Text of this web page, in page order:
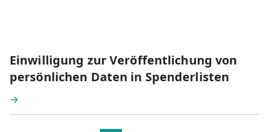
Einwilligung zur Veröffentlichung von
persönlichen Daten in Spenderlisten